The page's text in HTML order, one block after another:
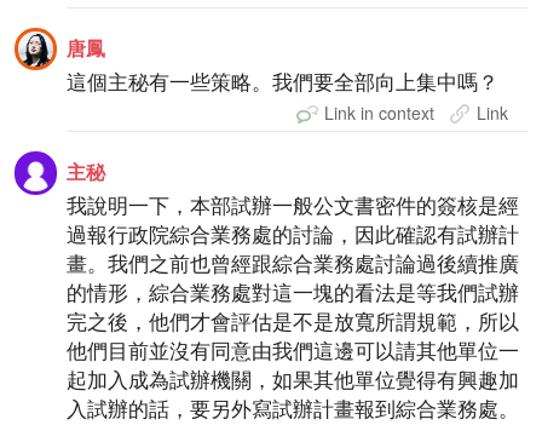
唐鳳
這個主秘有一些策略。我們要全部向上集中嗎？
Link in context Link
主秘
我說明一下，本部試辦一般公文書密件的簽核是經
過報行政院綜合業務處的討論，因此確認有試辦計
畫。我們之前也曾經跟綜合業務處討論過後續推廣
的情形，綜合業務處對這一塊的看法是等我們試辦
完之後，他們才會評估是不是放寬所謂規範，所以
他們目前並沒有同意由我們這邊可以請其他單位一
起加入成為試辦機關，如果其他單位覺得有興趣加
入試辦的話，要另外寫試辦計畫報到綜合業務處。